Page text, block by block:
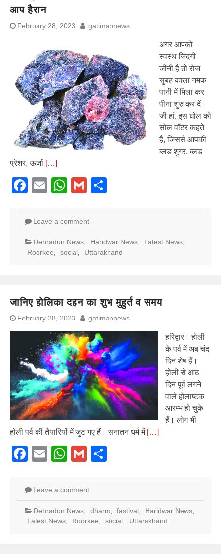
आप हैरान
February 28, 2023 gatimannews
अगर आपको
स्वस्थ जिंदगी
जीनी है तो रोज
सुबह काला नमक
पानी में मिला कर
पीना शुरु कर दें।
जी हां, इस घोल को
सोल वॉटर कहते
हैं, जिससे आपकी
ब्लड शुगर, ब्लड
प्रेशर, ऊर्जा […]
Facebook
EmailWhatsApp
Gmail
Leave a comment
Dehradun News Haridwar News Latest News
Roorkee
social Uttarakhand
जानिए होलिका दहन का शुभ मुहुर्त व समय
February 28, 2023 gatimannews
हरिद्वार। होली
के पर्व में अब चंद
दिन शेष हैं।
होली से आठ
दिन पूर्व लगने
वाले होलाष्टक
आरम्भ हो चुके
हैं। लोग भी
होली पर्व की तैयारियों में जुट गए हैं। सनातन धर्म में […]
Facebook
EmailWhatsApp
Gmail
Leave a comment
Dehradun News dharm fastival Haridwar News
Latest News
Roorkee social Uttarakhand